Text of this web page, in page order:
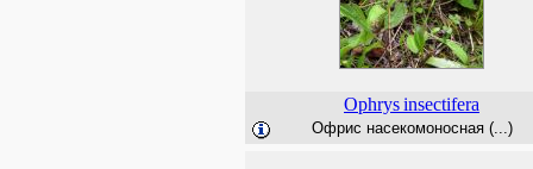
Ophrysinsectifera
Офрис насекомоносная (...)